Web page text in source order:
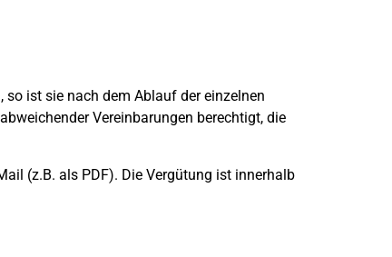
ist sie nach dem Ablauf der einzelnen
Vereinbarungen berechtigt, die
(z.B. als PDF). Die Vergütung ist innerhalb